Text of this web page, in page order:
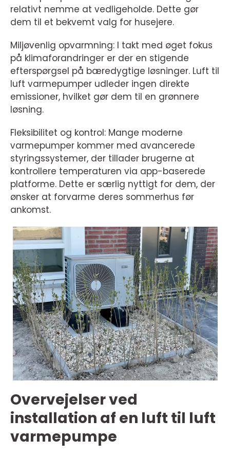
relativt nemme at vedligeholde. Dette gør
dem til et bekvemt valg for husejere.
Miljøvenlig opvarmning: I takt med øget fokus
på klimaforandringer er der en stigende
efterspørgsel på bæredygtige løsninger. Luft til
luft varmepumper udleder ingen direkte
emissioner, hvilket gør dem til en grønnere
løsning.
Fleksibilitet og kontrol: Mange moderne
varmepumper kommer med avancerede
styringssystemer, der tillader brugerne at
kontrollere temperaturen via app-baserede
platforme. Dette er særlig nyttigt for dem, der
ønsker at forvarme deres sommerhus før
ankomst.
Overvejelser ved
installation af en luft til luft
varmepumpe